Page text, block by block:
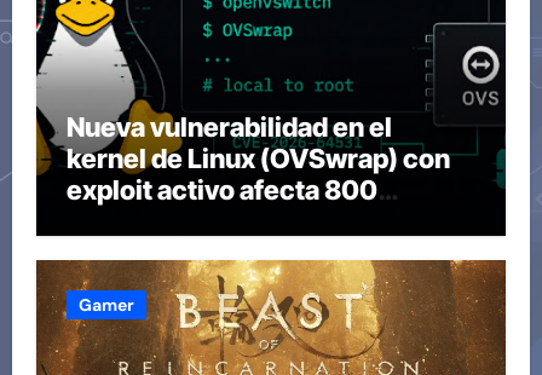
Nueva vulnerabilidad en el
kernel de Linux (OVSwrap) con
exploit activo afecta 800
Gamer